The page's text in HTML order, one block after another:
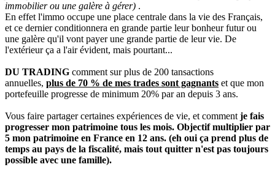
immobilier ou une galère à gérer) .
En effet l'immo occupe une place centrale dans la vie des Français,
et ce dernier conditionnera en grande partie leur bonheur futur ou
une galère qu'il vont payer une grande partie de leur vie. De
l'extérieur ça a l'air évident, mais pourtant...
DU TRADING comment sur plus de 200 tansactions
annuelles, plus de 70 % de mes trades sont gagnants et que mon
portefeuille progresse de minimum 20% par an depuis 3 ans.
Vous faire partager certaines expériences de vie, et comment je fais
progresser mon patrimoine tous les mois. Objectif multiplier par
5 mon patrimoine en France en 12 ans. (eh oui ça prend plus de
temps au pays de la fiscalité, mais tout quitter n'est pas toujours
possible avec une famille).